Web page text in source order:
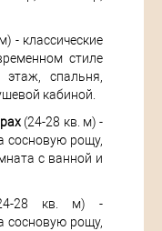
- классические
стиле
спальня,
кабиной.
(24-28 кв. м) -
сосновую рощу,
с ванной и
28 кв. м) -
сосновую рощу,